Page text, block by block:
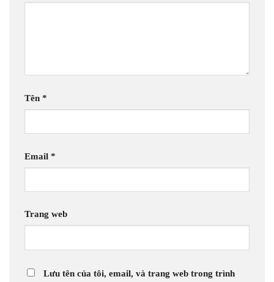
Tên *
Email *
Trang web
Lưu tên của tôi, email, và trang web trong trình